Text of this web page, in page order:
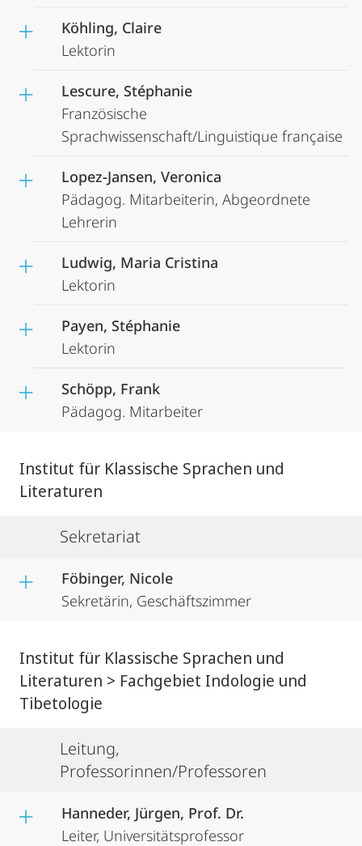
Köhling, Claire
Lektorin
Lescure, Stéphanie
Französische
Sprachwissenschaft/Linguistique française
Lopez-Jansen, Veronica
Pädagog. Mitarbeiterin, Abgeordnete
Lehrerin
Ludwig, Maria Cristina
Lektorin
Payen, Stéphanie
Lektorin
Schöpp, Frank
Pädagog. Mitarbeiter
Institut für Klassische Sprachen und
Literaturen
Sekretariat
Föbinger, Nicole
Sekretärin, Geschäftszimmer
Institut für Klassische Sprachen und
Literaturen > Fachgebiet Indologie und
Tibetologie
Leitung,
Professorinnen/Professoren
Hanneder, Jürgen, Prof. Dr.
Leiter, Universitätsprofessor